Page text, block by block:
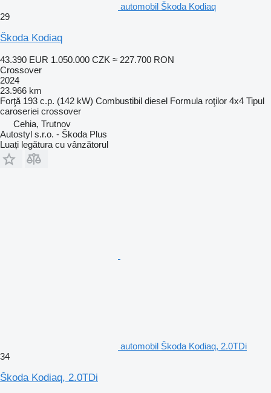
automobil Škoda Kodiaq
29
Škoda Kodiaq
43.390 EUR 1.050.000 CZK ≈ 227.700 RON
Crossover
2024
23.966 km
Forţă 193 c.p. (142 kW) Combustibil diesel Formula roţilor 4x4 Tipul
caroseriei crossover
Cehia, Trutnov
Autostyl s.r.o. - Škoda Plus
Luați legătura cu vânzătorul
automobil Škoda Kodiaq, 2.0TDi
34
Škoda Kodiaq, 2.0TDi